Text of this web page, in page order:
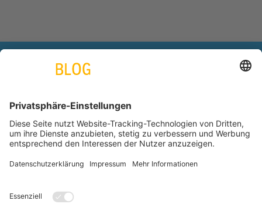
engineering. tomorrow. together.